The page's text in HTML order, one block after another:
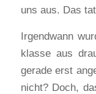
uns aus. Das
Irgendwann
klasse aus
gerade erst
nicht? Doch,